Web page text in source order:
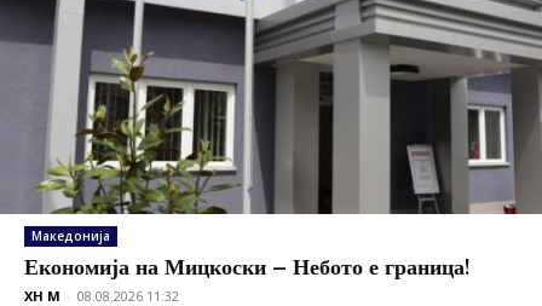
Македонија
Економија на Мицкоски – Небото е граница!
XH M - 08.08.2026 11:32